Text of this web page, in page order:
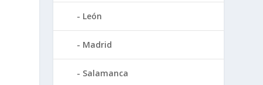
León
Madrid
Salamanca